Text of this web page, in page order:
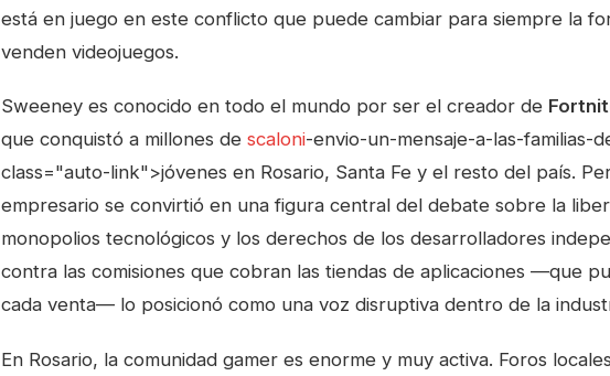
está en juego en este conflicto que puede cambiar para siempre la
venden videojuegos.
Sweeney es conocido en todo el mundo por ser el creador de
que conquistó a millones de scaloni-envio-un-mensaje-a-las-familias-
class="auto-link">jóvenes en Rosario, Santa Fe y el resto del país.
empresario se convirtió en una figura central del debate sobre la
monopolios tecnológicos y los derechos de los desarrolladores
contra las comisiones que cobran las tiendas de aplicaciones —que
cada venta— lo posicionó como una voz disruptiva dentro de la
En Rosario, la comunidad gamer es enorme y muy activa. Foros